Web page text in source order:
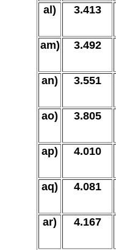
al) 3.413
am) 3.492
an) 3.551
ao) 3.805
ap) 4.010
aq) 4.081
ar) 4.167